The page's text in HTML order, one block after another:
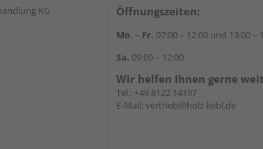
KG
Öffnungszeiten:
Mo. – Fr. 07:00 – 12:00 und 13:00 –
Sa. 09:00 – 12:00
Wir helfen Ihnen gerne
Tel.: +49 8122 14197
E-Mail: vertrieb@holz-liebl.de